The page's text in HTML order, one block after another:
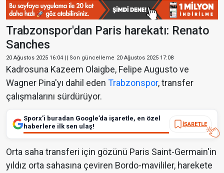
Trabzonspor'dan Paris harekatı: Renato
Sanches
20 Ağustos 2025 16:04 || Son güncelleme 20 Ağustos 2025 17:08
Kadrosuna Kazeem Olaigbe, Felipe Augusto ve
Wagner Pina'yı dahil eden Trabzonspor, transfer
çalışmalarını sürdürüyor.
Sporx’i buradan Google’da işaretle, en özel
haberlere ilk sen ulaş!
İŞARETLE
Orta saha transferi için gözünü Paris Saint-Germain'in
yıldız orta sahasına çeviren Bordo-mavililer, harekete